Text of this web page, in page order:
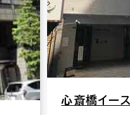
心齋橋コラ